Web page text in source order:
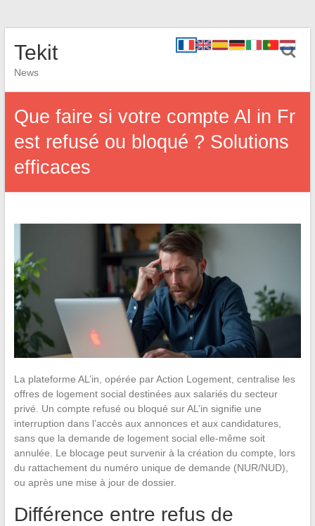
Tekit
News
Que faire si votre compte Al in Fr
est refusé ou bloqué ? Solutions
efficaces
La plateforme AL’in, opérée par Action Logement, centralise les
offres de logement social destinées aux salariés du secteur
privé. Un compte refusé ou bloqué sur AL’in signifie une
interruption dans l’accès aux annonces et aux candidatures,
sans que la demande de logement social elle-même soit
annulée. Le blocage peut survenir à la création du compte, lors
du rattachement du numéro unique de demande (NUR/NUD),
ou après une mise à jour de dossier.
Différence entre refus de